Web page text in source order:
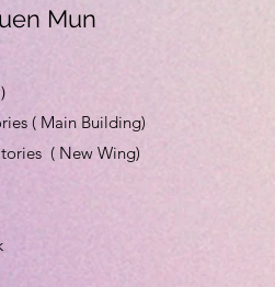
Mun
( Main Building)
( New Wing)